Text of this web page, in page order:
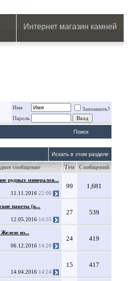
Интернет магазин камней
Имя
Запомнить?
Пароль
Поиск
Искать в этом разделе
сообщение Тем Сообщений
рудных минералов...
11.11.2016 22:00
99 1,681
пакеты (к...
12.05.2016 14:55
27 539
из...
06.12.2016 14:20
24 419
14.04.2016 14:24
15 417